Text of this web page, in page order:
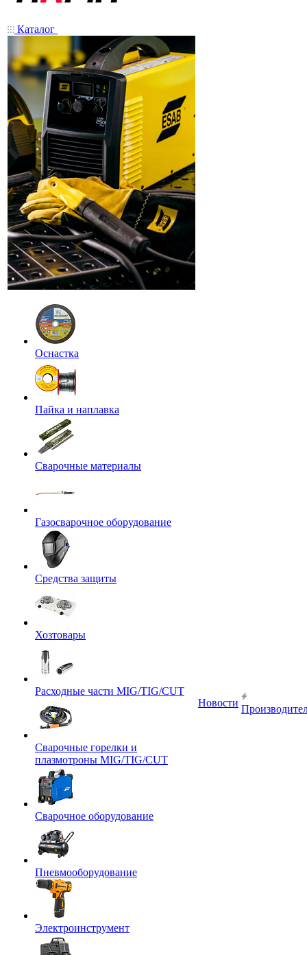
Каталог
Оснастка
Пайка и наплавка
Сварочные материалы
Газосварочное оборудование
Средства защиты
Хозтовары
Расходные части MIG/TIG/CUT
Сварочные горелки и
плазмотроны MIG/TIG/CUT
Сварочное оборудование
Пневмооборудование
Электроинструмент
Новости